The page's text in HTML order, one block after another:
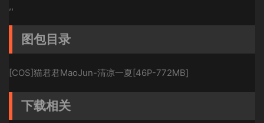
,,
图包目录
[COS]猫君君MaoJun-清凉一夏[46P-772MB]
下载相关